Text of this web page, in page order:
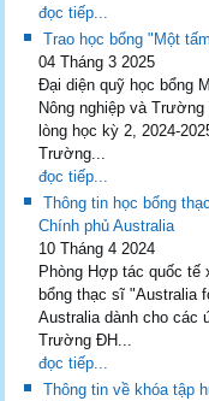
đọc tiếp...
Trao học bổng "Một
04 Tháng 3 2025
Đại diện quỹ học bổng
Nông nghiệp và
lòng học kỳ 2, 2024-
Trường...
đọc tiếp...
Thông tin học bổng
Chính phủ Australia
10 Tháng 4 2024
Phòng Hợp tác quốc
bổng thạc sĩ "Australia
Australia dành cho các
Trường ĐH...
đọc tiếp...
Thông tin về khóa tập